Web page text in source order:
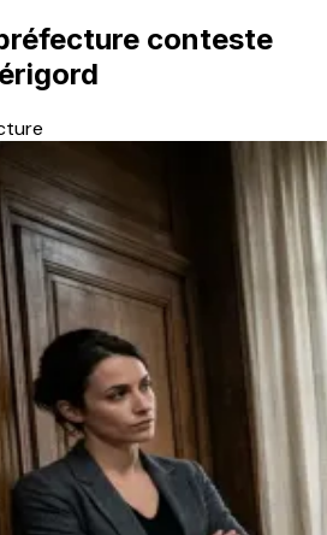
conteste